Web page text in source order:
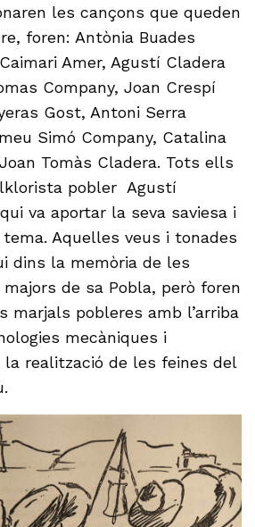
les cançons que queden
foren: Antònia Buades
Amer, Agustí Cladera
Company, Joan Crespí
Gost, Antoni Serra
Simó Company, Catalina
Tomàs Cladera. Tots ells
pobler Agustí
va aportar la seva saviesa i
Aquelles veus i tonades
dins la memòria de les
de sa Pobla, però foren
marjals pobleres amb l’arriba
mecàniques i
realització de les feines del